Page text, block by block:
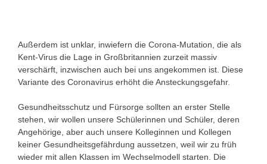
Außerdem ist unklar, inwiefern die Corona-Mutation, die als
Kent-Virus die Lage in Großbritannien zurzeit massiv
verschärft, inzwischen auch bei uns angekommen ist. Diese
Variante des Coronavirus erhöht die Ansteckungsgefahr.
Gesundheitsschutz und Fürsorge sollten an erster Stelle
stehen, wir wollen unsere Schülerinnen und Schüler, deren
Angehörige, aber auch unsere Kolleginnen und Kollegen
keiner Gesundheitsgefährdung aussetzen, weil wir zu früh
wieder mit allen Klassen im Wechselmodell starten. Die